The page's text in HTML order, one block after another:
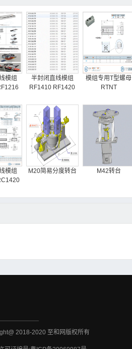
模组
半封闭直线模组
RF1410 RF1420
模组专用T型螺母
RTNT
模组
M20简易分度转台 M42转台
2018-2020 至和网版权所有